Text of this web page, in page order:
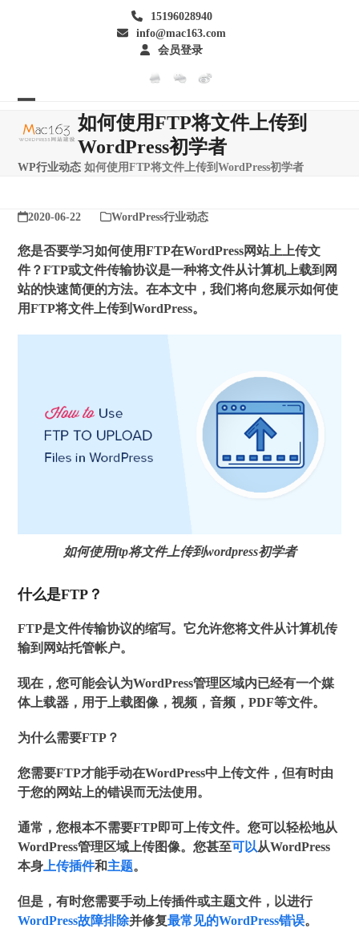
15196028940
info@mac163.com
会员登录
mobile
menu
mobile
menu
如何使用FTP将文件上传到
WordPress初学者
WP行业动态 如何使用FTP将文件上传到WordPress初学者
2020-06-22 WordPress行业动态
您是否要学习如何使用FTP在WordPress网站上上传文
件？FTP或文件传输协议是一种将文件从计算机上载到网
站的快速简便的方法。在本文中，我们将向您展示如何使
用FTP将文件上传到WordPress。
如何使用ftp将文件上传到wordpress初学者
什么是FTP？
FTP是文件传输协议的缩写。它允许您将文件从计算机传
输到网站托管帐户。
现在，您可能会认为WordPress管理区域内已经有一个媒
体上载器，用于上载图像，视频，音频，PDF等文件。
为什么需要FTP？
您需要FTP才能手动在WordPress中上传文件，但有时由
于您的网站上的错误而无法使用。
通常，您根本不需要FTP即可上传文件。您可以轻松地从
WordPress管理区域上传图像。您甚至可以从WordPress
本身 上传插件和主题。
但是，有时您需要手动上传插件或主题文件，以进行
WordPress故障排除并修复最常见的WordPress错误。